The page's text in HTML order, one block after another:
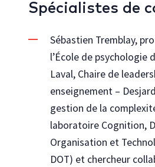
Spécialistes de
Sébastien Tremblay,
l’École de psychologie
Laval, Chaire de
enseignement –
gestion de la
laboratoire Cognition,
Organisation et
DOT) et chercheur